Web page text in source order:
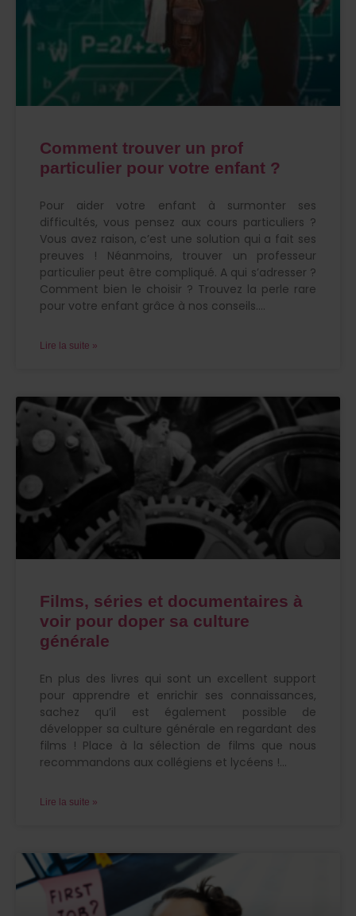
Comment trouver un prof
particulier pour votre enfant ?
Pour aider votre enfant à surmonter ses
difficultés, vous pensez aux cours particuliers ?
Vous avez raison, c’est une solution qui a fait ses
preuves ! Néanmoins, trouver un professeur
particulier peut être compliqué. A qui s’adresser ?
Comment bien le choisir ? Trouvez la perle rare
pour votre enfant grâce à nos conseils.
Lire la suite »
Films, séries et documentaires à
voir pour doper sa culture
générale
En plus des livres qui sont un excellent support
pour apprendre et enrichir ses connaissances,
sachez qu’il est également possible de
développer sa culture générale en regardant des
films ! Place à la sélection de films que nous
recommandons aux collégiens et lycéens !
Lire la suite »